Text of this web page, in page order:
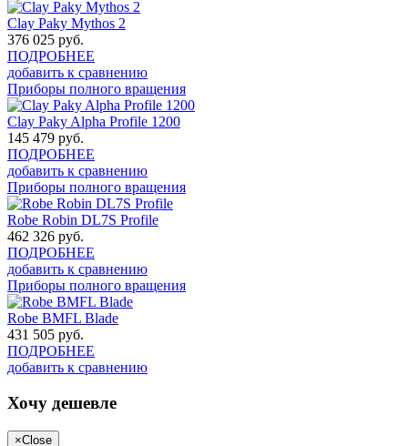
Clay Paky Mythos 2
376 025 руб.
ПОДРОБНЕЕ
добавить к сравнению
Приборы полного вращения
Clay Paky Alpha Profile 1200
145 479 руб.
ПОДРОБНЕЕ
добавить к сравнению
Приборы полного вращения
Robe Robin DL7S Profile
462 326 руб.
ПОДРОБНЕЕ
добавить к сравнению
Приборы полного вращения
Robe BMFL Blade
431 505 руб.
ПОДРОБНЕЕ
добавить к сравнению
Хочу дешевле
×Close